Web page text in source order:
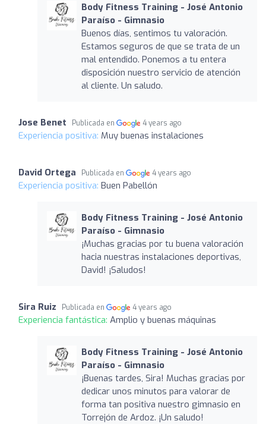
Body Fitness Training - José Antonio
Paraíso - Gimnasio
Buenos días, sentimos tu valoración.
Estamos seguros de que se trata de un
mal entendido. Ponemos a tu entera
disposición nuestro servicio de atención
al cliente. Un saludo.
Jose Benet Publicada en 4 years ago
Experiencia positiva: Muy buenas instalaciones
David Ortega Publicada en 4 years ago
Experiencia positiva: Buen Pabellón
Body Fitness Training - José Antonio
Paraíso - Gimnasio
¡Muchas gracias por tu buena valoración
hacia nuestras instalaciones deportivas,
David! ¡Saludos!
Sira Ruiz Publicada en 4 years ago
Experiencia fantástica: Amplio y buenas máquinas
Body Fitness Training - José Antonio
Paraíso - Gimnasio
¡Buenas tardes, Sira! Muchas gracias por
dedicar unos minutos para valorar de
forma tan positiva nuestro gimnasio en
Torrejón de Ardoz. ¡Un saludo!